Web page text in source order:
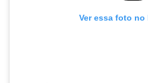
Ver essa foto no